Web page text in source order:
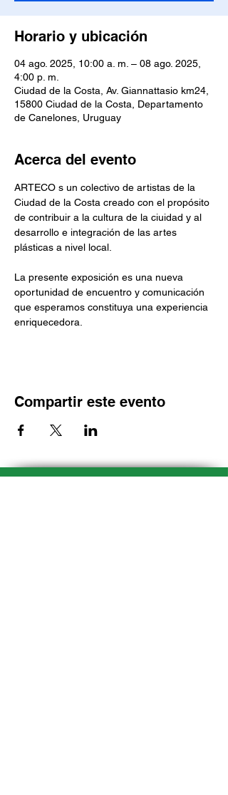
Horario y ubicación
04 ago. 2025, 10:00 a. m. – 08 ago. 2025,
4:00 p. m.
Ciudad de la Costa, Av. Giannattasio km24,
15800 Ciudad de la Costa, Departamento
de Canelones, Uruguay
Acerca del evento
ARTECO s un colectivo de artistas de la
Ciudad de la Costa creado con el propósito
de contribuir a la cultura de la ciuidad y al
desarrollo e integración de las artes
plásticas a nivel local.
La presente exposición es una nueva
oportunidad de encuentro y comunicación
que esperamos constituya una experiencia
enriquecedora.
Compartir este evento